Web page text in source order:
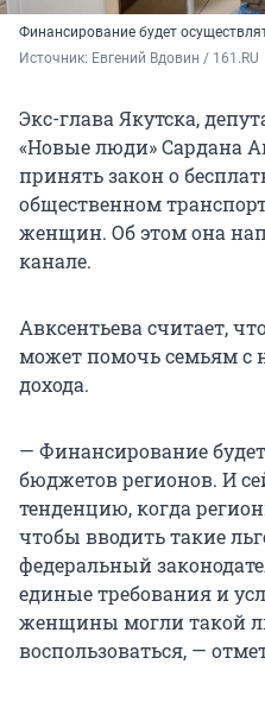
Финансирование будет
Источник: Евгений Вдовин / 161.RU
Экс-глава Якутска,
«Новые люди» Сардана
принять закон о
общественном
женщин. Об этом она
канале.
Авксентьева считает,
может помочь семьям с
дохода.
— Финансирование
бюджетов регионов. И
тенденцию, когда
чтобы вводить такие
федеральный
единые требования и
женщины могли такой
воспользоваться, —